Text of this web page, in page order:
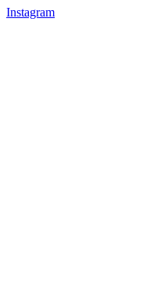
Instagram